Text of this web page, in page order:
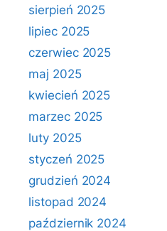
sierpień 2025
lipiec 2025
czerwiec 2025
maj 2025
kwiecień 2025
marzec 2025
luty 2025
styczeń 2025
grudzień 2024
listopad 2024
październik 2024